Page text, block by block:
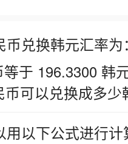
兑换韩元汇率为：
于 196.3300 韩
可以兑换成多少
以下公式进行计